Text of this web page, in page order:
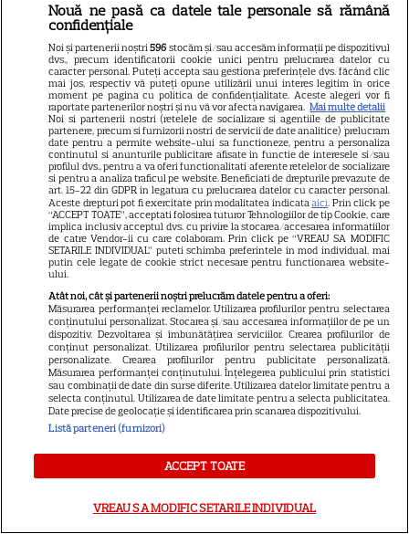
13
VEDETE STRĂINE
Tom Holland, decizie radicală
pentru noul său film! Ce
promisiune a făcut actorul
după momentele virale în care
a făcut senzație prin dans
13
SKYSHOWTIME
Scarlett Johansson și Kristin
Scott Thomas, din nou mamă
și fiică pe ecran în „My
Mother's Wedding”. Când
apare filmul pe SkyShowtime
9
PRIME VIDEO
Jamie Campbell Bower, starul
din „Stranger Things”, intră în
universul „Stăpânul Inelelor”.
Ce rol legendar va interpreta în
sezonul 3
NETFLIX
Nouă ne pasă ca datele tale personale să rămână
confidențiale
Noi și partenerii noștri596 stocăm și/sau accesăm informații pe dispozitivul
dvs., precum identificatorii cookie unici pentru prelucrarea datelor cu
caracter personal. Puteți accepta sau gestiona preferințele dvs. făcând clic
mai jos, respectiv vă puteți opune utilizării unui interes legitim în orice
moment pe pagina cu politica de confidențialitate. Aceste alegeri vor fi
raportate partenerilor noștri și nu vă vor afecta navigarea. Mai multe detalii
Noi si partenerii nostri (retelele de socializare si agentiile de publicitate
partenere, precum si furnizorii nostri de servicii de date analitice) prelucram
date pentru a permite website-ului sa functioneze, pentru a personaliza
continutul si anunturile publicitare afisate in functie de interesele si/sau
profilul dvs., pentru a va oferi functionalitati aferente retelelor de socializare
si pentru a analiza traficul pe website. Beneficiati de drepturile prevazute de
art. 15-22 din GDPR in legatura cu prelucrarea datelor cu caracter personal.
Aceste drepturi pot fi exercitate prin modalitatea indicataaici. Prin click pe
“ACCEPT TOATE”, acceptati folosirea tuturor Tehnologiilor de tip Cookie, care
implica inclusiv acceptul dvs. cu privire la stocarea/accesarea informatiilor
de catre Vendor-ii cu care colaboram. Prin click pe “VREAU SA MODIFIC
SETARILE INDIVIDUAL” puteti schimba preferintele in mod individual, mai
putin cele legate de cookie strict necesare pentru functionarea website-
ului.
Atât noi, cât și partenerii noștri prelucrăm datele pentru a oferi:
Măsurarea performanței reclamelor. Utilizarea profilurilor pentru selectarea
conținutului personalizat. Stocarea și/sau accesarea informațiilor de pe un
dispozitiv. Dezvoltarea și îmbunătățirea serviciilor. Crearea profilurilor de
conținut personalizat. Utilizarea profilurilor pentru selectarea publicității
personalizate. Crearea profilurilor pentru publicitate personalizată.
Măsurarea performanței conținutului. Înțelegerea publicului prin statistici
sau combinații de date din surse diferite. Utilizarea datelor limitate pentru a
selecta conținutul. Utilizarea de date limitate pentru a selecta publicitatea.
Date precise de geolocație și identificarea prin scanarea dispozitivului.
Listă parteneri (furnizori)
ACCEPT TOATE
VREAU SA MODIFIC SETARILE INDIVIDUAL